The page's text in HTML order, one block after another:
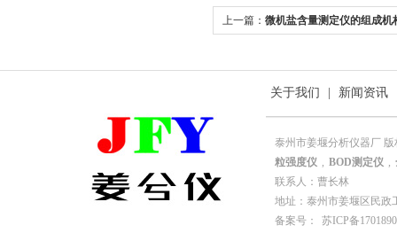
上一篇： 微机盐含量测定仪的组成机
关于我们 新闻资讯
泰州市姜堰分析仪器厂
粒强度仪 , BOD测定仪 ,
联系人：曹长林
地址：泰州市姜堰区民政
备案号：
苏ICP备